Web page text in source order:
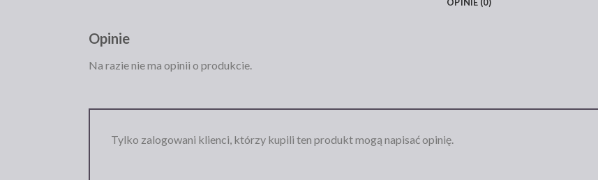
Opinie
Na razie nie ma opinii o produkcie.
Tylko zalogowani klienci, którzy kupili ten produkt mogą napisać opinię.